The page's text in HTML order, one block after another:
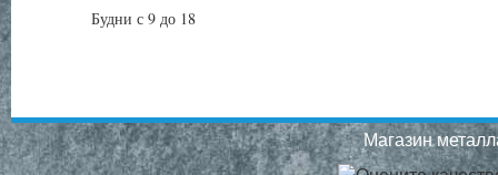
Будни с 9 до 18
Магазин